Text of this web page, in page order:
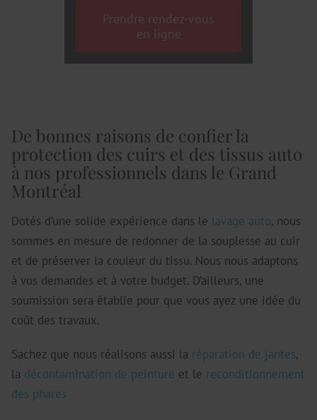
Prendre rendez-vous
en ligne
De bonnes raisons de confier la
protection des cuirs et des tissus auto
à nos professionnels dans le Grand
Montréal
Dotés d’une solide expérience dans le lavage auto, nous
sommes en mesure de redonner de la souplesse au cuir
et de préserver la couleur du tissu. Nous nous adaptons
à vos demandes et à votre budget. D’ailleurs, une
soumission sera établie pour que vous ayez une idée du
coût des travaux.
Sachez que nous réalisons aussi la réparation de jantes,
la décontamination de peinture et le reconditionnement
des phares